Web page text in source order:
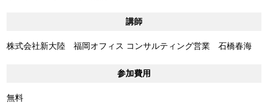
講師
株式会社新大陸 福岡オフィス コンサルティング営業 石橋春海
参加費用
無料